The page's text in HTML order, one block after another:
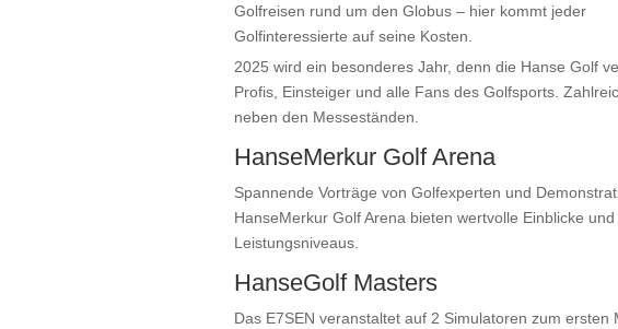
Golfreisen rund um den Globus – hier kommt jeder
Golfinteressierte auf seine Kosten.
2025 wird ein besonderes Jahr, denn die Hanse Golf
Profis, Einsteiger und alle Fans des Golfsports.
neben den Messeständen.
HanseMerkur Golf Arena
Spannende Vorträge von Golfexperten und
HanseMerkur Golf Arena bieten wertvolle Einblicke
Leistungsniveaus.
HanseGolf Masters
Das E7SEN veranstaltet auf 2 Simulatoren zum